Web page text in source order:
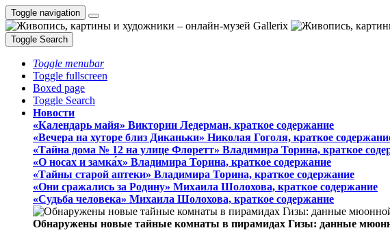
Toggle navigation
Toggle Search
Toggle menubar
Toggle fullscreen
Boxed page
Toggle Search
Новости
«Календарь майя» Виктории Ледерман, краткое содержание
«Вечера на хуторе близ Диканьки» Николая Гоголя, краткое
«Тайна дома № 12 на улице Флоретт» Владимира Торина, краткое
«О носах и замка́х» Владимира Торина, краткое содержание
«Тайны старой аптеки» Владимира Торина, краткое содержание
«Они сражались за Родину» Михаила Шолохова, краткое содержание
«Судьба человека» Михаила Шолохова, краткое содержание
Обнаружены новые тайные комнаты в пирамидах Гизы: данные